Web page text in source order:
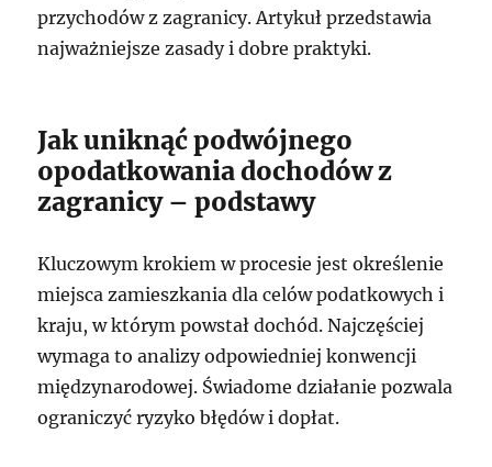
przychodów z zagranicy. Artykuł przedstawia
najważniejsze zasady i dobre praktyki.
Jak uniknąć podwójnego
opodatkowania dochodów z
zagranicy – podstawy
Kluczowym krokiem w procesie jest określenie
miejsca zamieszkania dla celów podatkowych i
kraju, w którym powstał dochód. Najczęściej
wymaga to analizy odpowiedniej konwencji
międzynarodowej. Świadome działanie pozwala
ograniczyć ryzyko błędów i dopłat.